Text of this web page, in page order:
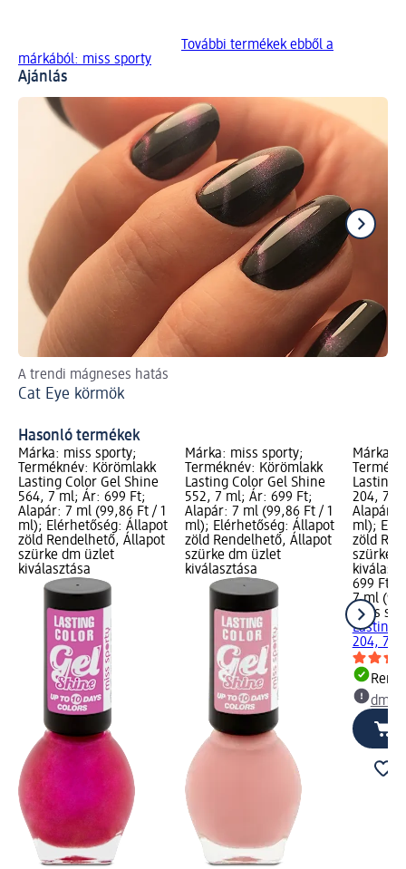
További termékek ebből a
márkából: miss sporty
Ajánlás
A trendi mágneses hatás
Cat Eye körmök
Hasonló termékek
Márka: miss sporty;
Terméknév: Körömlakk
Lasting Color Gel Shine
564, 7 ml; Ár: 699 Ft;
Alapár: 7 ml (99,86 Ft / 1
ml); Elérhetőség: Állapot
zöld Rendelhető, Állapot
szürke dm üzlet
kiválasztása
Márka: miss sporty;
Terméknév: Körömlakk
Lasting Color Gel Shine
552, 7 ml; Ár: 699 Ft;
Alapár: 7 ml (99,86 Ft / 1
ml); Elérhetőség: Állapot
zöld Rendelhető, Állapot
szürke dm üzlet
kiválasztása
Márka:
Lasting
204, 7
Alapár:
ml);
zöld
szürke
699 Ft
7 ml
miss
Lasting
204, 7
dm